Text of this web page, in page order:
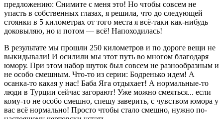
предложению: Снимите с меня это! Но чтобы совсем не
упасть в собственных глазах, я решила, что до следующей
стоянки в 5 километрах от того места я всё-таки как-нибудь
доковыляю, но и потом — всё! Напоходилась!
В результате мы прошли 250 километров и по дороге вещи не
выкидывали! И осилили мы этот путь во многом благодаря
юмору. При этом набор шуток был совсем не разнообразным и
не особо смешным. Что-то из серии: Бодренько идем! А
осанка-то какая у нас! Баба Яга отдыхает! А нормальные-то
люди в Турции сейчас загорают! Уже можно смеяться... если
кому-то не особо смешно, спешу заверить, с чувством юмора у
вас всё нормально! Просто чтобы стало смешно, нужно по-